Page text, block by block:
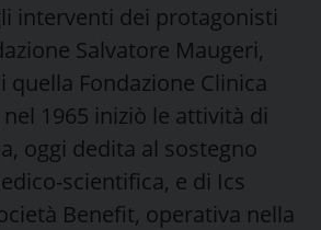
interventi dei protagonisti
Salvatore Maugeri,
quella Fondazione Clinica
1965 iniziò le attività di
oggi dedita al sostegno
scientifica, e di Ics
Benefit, operativa nella